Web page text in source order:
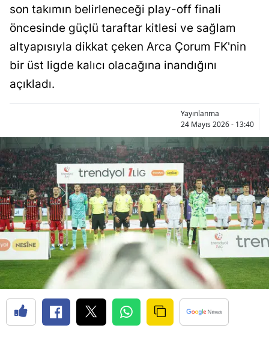
Balıkesir
Bilecik
Bingöl
Bolu
Burdur
Bursa
Çanakkale
Çankırı
Çorum
Denizli
Diyarbakır
Edirne
son takımın belirleneceği play-off finali
öncesinde güçlü taraftar kitlesi ve sağlam
altyapısıyla dikkat çeken Arca Çorum FK'nin
bir üst ligde kalıcı olacağına inandığını
açıkladı.
Yayınlanma
24 Mayıs 2026 - 13:40